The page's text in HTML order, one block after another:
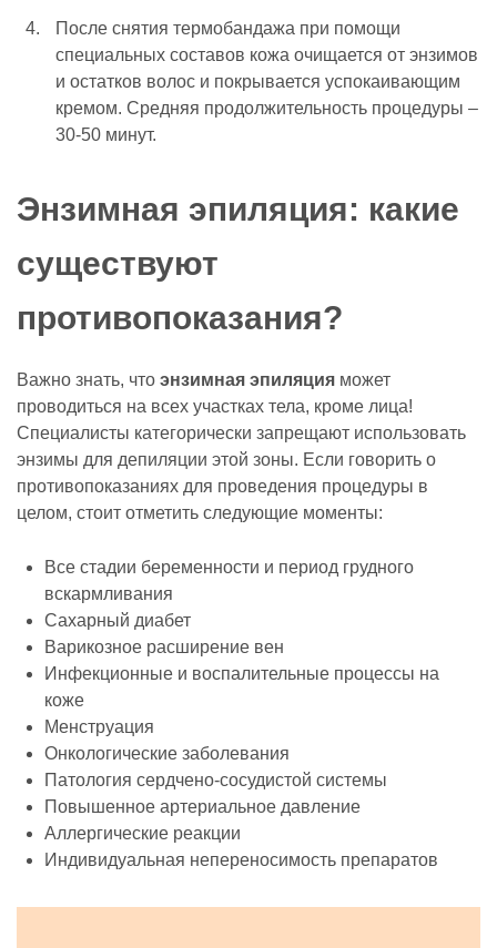
После снятия термобандажа при помощи
специальных составов кожа очищается от энзимов
и остатков волос и покрывается успокаивающим
кремом. Средняя продолжительность процедуры –
30-50 минут.
Энзимная эпиляция: какие
существуют
противопоказания?
Важно знать, что энзимная эпиляция может
проводиться на всех участках тела, кроме лица!
Специалисты категорически запрещают использовать
энзимы для депиляции этой зоны. Если говорить о
противопоказаниях для проведения процедуры в
целом, стоит отметить следующие моменты:
Все стадии беременности и период грудного
вскармливания
Сахарный диабет
Варикозное расширение вен
Инфекционные и воспалительные процессы на
коже
Менструация
Онкологические заболевания
Патология сердчено-сосудистой системы
Повышенное артериальное давление
Аллергические реакции
Индивидуальная непереносимость препаратов